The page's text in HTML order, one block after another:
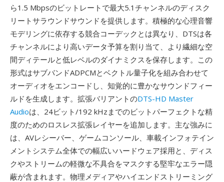
ら1.5 Mbpsのビットレートで最大5.1チャンネルのディスク
リートサラウンドサウンドを提供します。積極的な心理音響
モデリングに依存する競合コーデックとは異なり、DTSは各
チャンネルにより高いデータ予算を割り当て、より繊細な空
間ディテールと低レベルのダイナミクスを保存します。この
形式はサブバンドADPCMとベクトル量子化を組み合わせて
オーディオをエンコードし、知覚的に豊かなサウンドフィー
ルドを生成します。拡張バリアントのDTS-HD Master
Audioは、24ビット/192 kHzまでのビットパーフェクトな精
度のためのロスレス拡張レイヤーを追加します。主な強みに
は、AVレシーバー、ゲームコンソール、車載インフォテイン
メントシステム全体での幅広いハードウェア採用と、ディス
クやストリームの軽微な不具合をマスクする堅牢なエラー隠
蔽が含まれます。物理メディアやハイエンドストリーミング